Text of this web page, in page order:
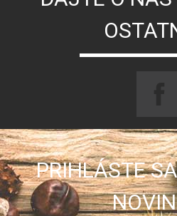
PRIHLÁSTE